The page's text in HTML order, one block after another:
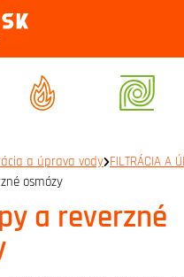
a úprava vody FILTRÁCIA A
osmózy
a reverzné